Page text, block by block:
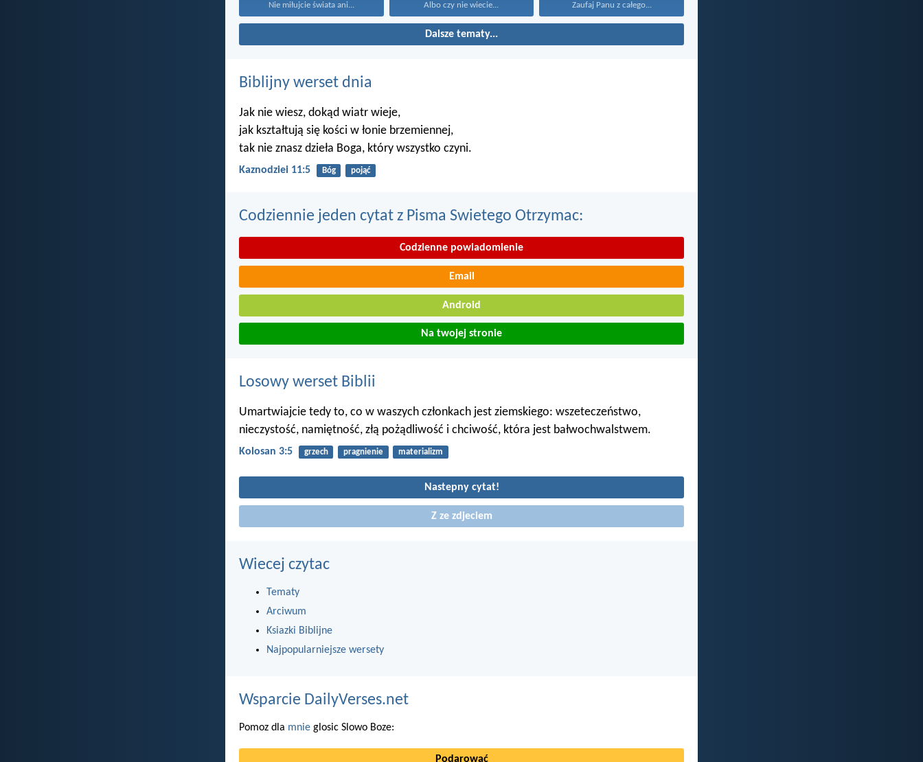
Nie miłujcie świata ani... Albo czy nie wiecie... Zaufaj Panu z całego...
Dalsze tematy...
Biblijny werset dnia
Jak nie wiesz, dokąd wiatr wieje,
jak kształtują się kości w łonie brzemiennej,
tak nie znasz dzieła Boga, który wszystko czyni.
Kaznodziei 11:5 Bóg pojąć
Codziennie jeden cytat z Pisma Swietego Otrzymac:
Codzienne powiadomienie
Email
Android
Na twojej stronie
Losowy werset Biblii
Umartwiajcie tedy to, co w waszych członkach jest ziemskiego: wszeteczeństwo,
nieczystość, namiętność, złą pożądliwość i chciwość, która jest bałwochwalstwem.
Kolosan 3:5 grzech pragnienie materializm
Nastepny cytat!
Z ze zdjeciem
Wiecej czytac
Tematy
Arciwum
Ksiazki Biblijne
Najpopularniejsze wersety
Wsparcie DailyVerses.net
Pomoz dla mnie glosic Slowo Boze:
Podarować